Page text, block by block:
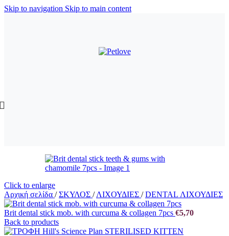
Skip to navigation Skip to main content
Click to enlarge
Αρχική σελίδα / ΣΚΥΛΟΣ / ΛΙΧΟΥΔΙΕΣ / DENTAL ΛΙΧΟΥΔΙΕΣ
Brit dental stick mob. with curcuma & collagen 7pcs €5,70
Back to products